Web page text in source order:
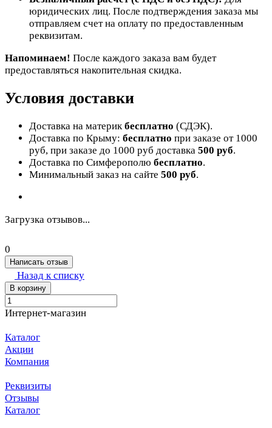
юридических лиц. После подтверждения заказа мы
отправляем счет на оплату по предоставленным
реквизитам.
Напоминаем! После каждого заказа вам будет
предоставляться накопительная скидка.
Условия доставки
Доставка на материкбесплатно (СДЭК).
Доставка по Крыму: бесплатно при заказе от 1000
руб, при заказе до 1000 руб доставка 500 руб.
Доставка по Симферополю бесплатно.
Минимальный заказ на сайте 500 руб.
Загрузка отзывов...
0
Написать отзыв
Назад к списку
В корзину
Интернет-магазин
Каталог
Акции
Компания
Реквизиты
Отзывы
Каталог